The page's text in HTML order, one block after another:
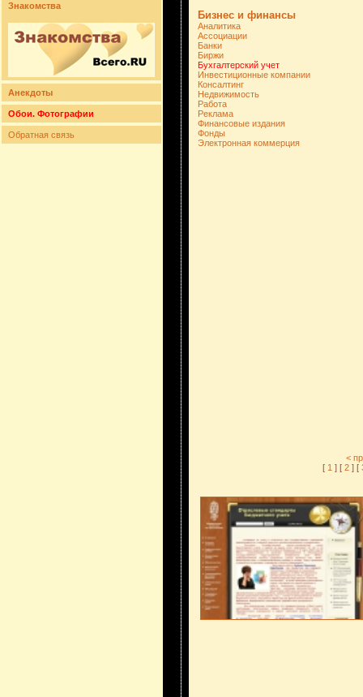
Знакомства
Анекдоты
Обои. Фотографии
Обратная связь
Бизнес и финансы
Аналитика
Ассоциации
Банки
Биржи
Бухгалтерский учет
Инвестиционные компании
Консалтинг
Недвижимость
Работа
Реклама
Финансовые издания
Фонды
Электронная коммерция
<
[1 ] [2 ] [